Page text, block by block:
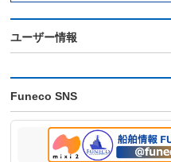
ユーザー情報
Funeco SNS